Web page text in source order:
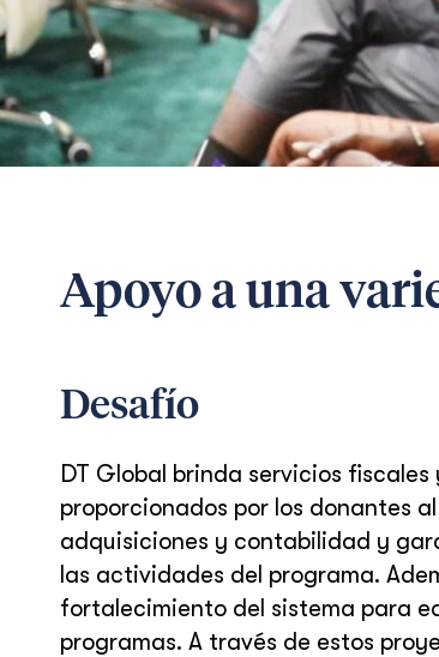
Apoyo a una
Desafío
DT Global brinda servicios
proporcionados por los donantes
adquisiciones y contabilidad y
las actividades del programa.
fortalecimiento del sistema para
programas. A través de estos